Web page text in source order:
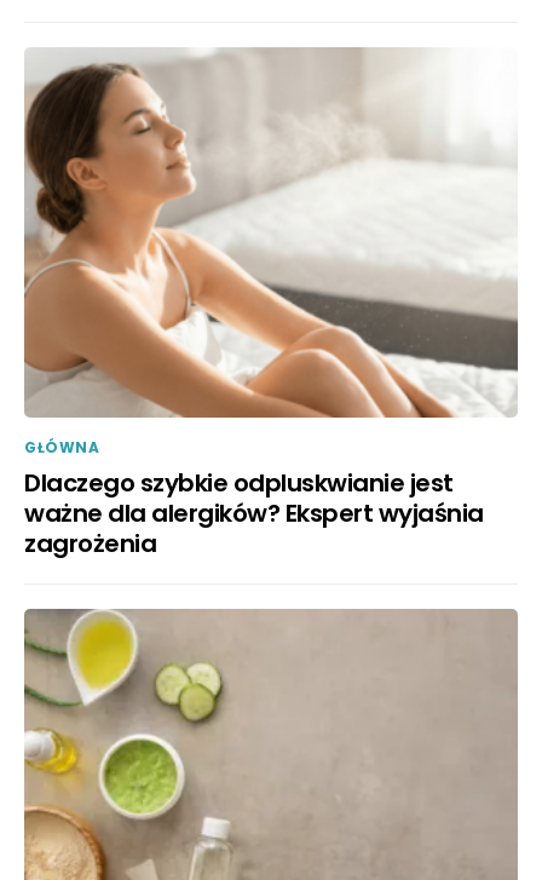
GŁÓWNA
Dlaczego szybkie odpluskwianie jest
ważne dla alergików? Ekspert wyjaśnia
zagrożenia